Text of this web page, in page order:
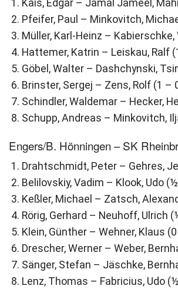
Kais, Edgar – Jamal Jameel,
Pfeifer, Paul – Minkovitch,
Müller, Karl-Heinz –
Hattemer, Katrin – Leiskau, Ralf
Göbel, Walter – Dashchynski,
Brinster, Sergej – Zens, Rolf (1 –
Schindler, Waldemar – Hecker,
Schupp, Andreas – Minkovitch,
Engers/B. Hönningen – SK
Drahtschmidt, Peter – Gehres,
Belilovskiy, Vadim – Klook, Udo
Keßler, Michael – Zatsch,
Rörig, Gerhard – Neuhoff, Ulrich
Klein, Günther – Wehner, Klaus
Drescher, Werner – Weber,
Sänger, Stefan – Jäschke,
Lenz, Thomas – Fabricius, Udo